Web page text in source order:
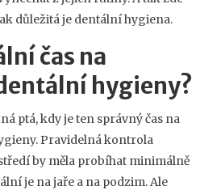
důležitá je dentální hygiena.
čas na
hygieny?
ptá, kdy je ten správný čas na
Pravidelná kontrola
by měla probíhat minimálně
je na jaře a na podzim. Ale